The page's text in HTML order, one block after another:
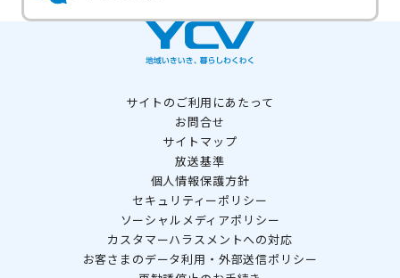
サイトのご利用にあたって
お問合せ
サイトマップ
放送基準
個人情報保護方針
セキュリティーポリシー
ソーシャルメディアポリシー
カスタマーハラスメントへの対応
お客さまのデータ利用・外部送信ポリシー